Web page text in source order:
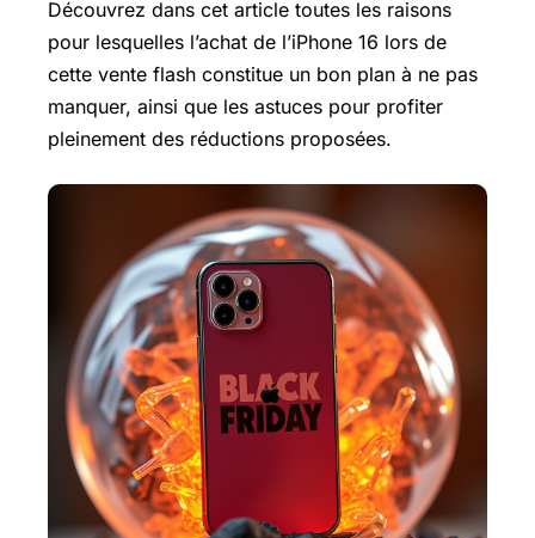
Découvrez dans cet article toutes les raisons
pour lesquelles l’achat de l’iPhone 16 lors de
cette vente flash constitue un bon plan à ne pas
manquer, ainsi que les astuces pour profiter
pleinement des réductions proposées.